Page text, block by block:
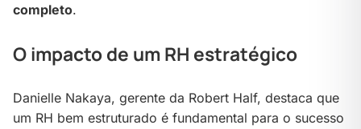
completo.
O impacto de um RH estratégico
Danielle Nakaya, gerente da Robert Half, destaca que
um RH bem estruturado é fundamental para o sucesso